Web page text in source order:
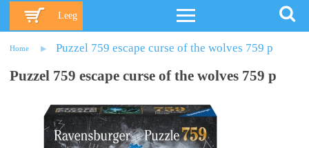
Leeg
Home Puzzel 759 escape curse of the wolves 759 p
Puzzel 759 escape curse of the wolves 759 p